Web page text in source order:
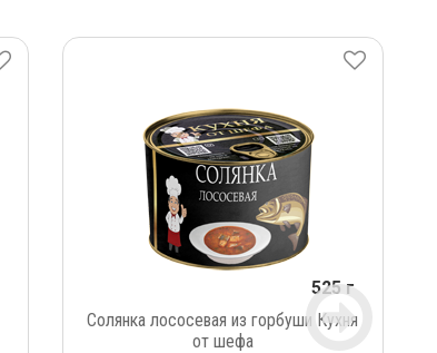
525 г
Солянка лососевая из горбуши Кухня
от шефа